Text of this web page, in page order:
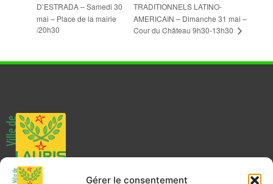
Gérer le consentement
D’ESTRADA – Samedi 30
mai – Place de la mairie
/20h30
TRADITIONNELS LATINO-
AMERICAIN – Dimanche 31 mai –
Cour du Château 9h30-13h30
Place Joseph Garnier